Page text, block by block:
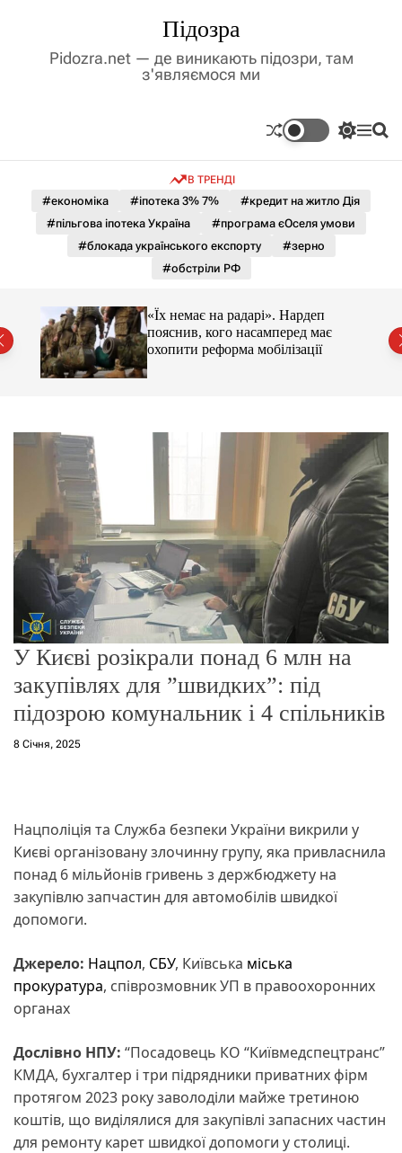
Підозра
Pidozra.net — де виникають підозри, там
з'являємося ми
П
м
к
а
ь
о
р
р
е
и
м
у
М П
В ТРЕНДІ
#економіка #іпотека 3% 7%
#кредит на житло Дія
#пільгова іпотека Україна
#програма єОселя умови
#блокада українського експорту
#зерно
#обстріли РФ
«Їх немає на радарі». Нардеп
пояснив, кого насамперед має
охопити реформа мобілізації
У Києві розікрали понад 6 млн на
закупівлях для ”швидких”: під
підозрою комунальник і 4 спільників
8 Січня, 2025
Нацполіція та Служба безпеки України викрили у
Києві організовану злочинну групу, яка привласнила
понад 6 мільйонів гривень з держбюджету на
закупівлю запчастин для автомобілів швидкої
допомоги.
Джерело: Нацпол, СБУ, Київська міська
прокуратура, співрозмовник УП в правоохоронних
органах
Дослівно НПУ: “Посадовець КО “Київмедспецтранс”
КМДА, бухгалтер і три підрядники приватних фірм
протягом 2023 року заволоділи майже третиною
коштів, що виділялися для закупівлі запасних частин
для ремонту карет швидкої допомоги у столиці.